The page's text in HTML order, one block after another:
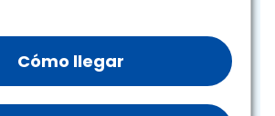
Cómo llegar